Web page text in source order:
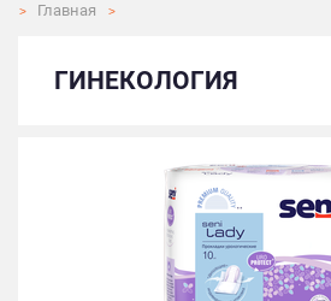
Главная
ГИНЕКОЛОГИЯ